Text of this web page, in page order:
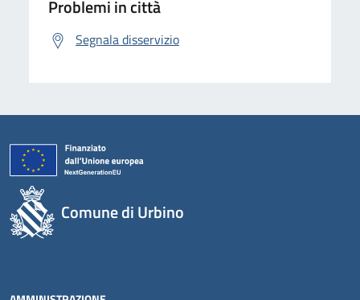
Problemi in città
Segnala disservizio
Comune di Urbino